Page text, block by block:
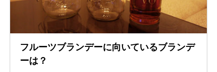
フルーツブランデーに向いているブランデ
ーは？